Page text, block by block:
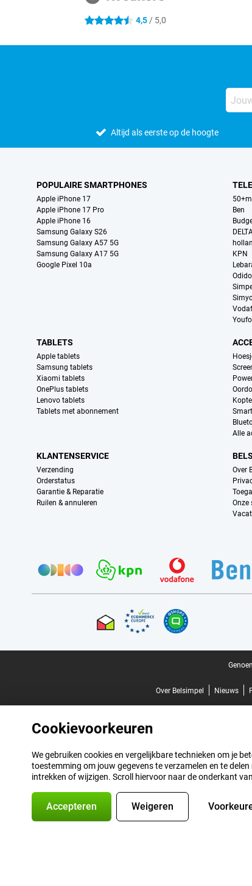
4.5 sterren 4,5/ 5,0
Altijd als eerste op de hoogte
POPULAIRE SMARTPHONES
Apple iPhone 17
Apple iPhone 17 Pro
Apple iPhone 16
Samsung Galaxy S26
Samsung Galaxy A57 5G
Samsung Galaxy A17 5G
Google Pixel 10a
Ben
KPN
Odido
TABLETS
Apple tablets
Samsung tablets
Xiaomi tablets
OnePlus tablets
Lenovo tablets
Tablets met abonnement
Alle
KLANTENSERVICE
Verzending
Orderstatus
Garantie & Reparatie
Ruilen & annuleren
Over
Onze
Over Belsimpel
Nieuws
Cookievoorkeuren
We gebruiken cookies en vergelijkbare technieken om je
toestemming om jouw gegevens te verzamelen en te
intrekken of wijzigen. Scroll hiervoor naar de onderkant
Accepteren Weigeren